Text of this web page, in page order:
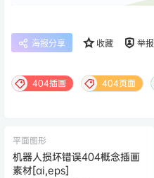
海报分享 收藏 举报
404插画 404页面
平面图形
机器人损坏错误404概念插画
素材[ai,eps]